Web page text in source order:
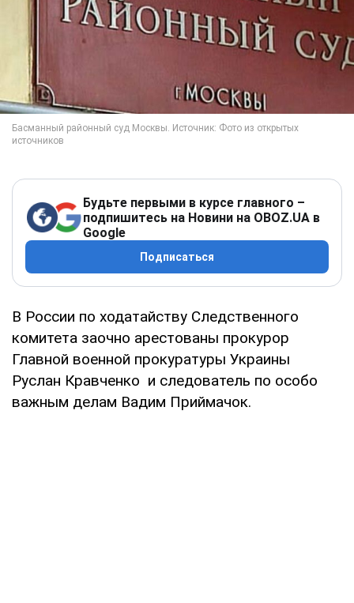
Будьте первыми в курсе главного –
подпишитесь на Новини на OBOZ.UA в
Google
Подписаться
В России по ходатайству Следственного
комитета заочно арестованы прокурор
Главной военной прокуратуры Украины
Руслан Кравченко и следователь по особо
важным делам Вадим Приймачок.